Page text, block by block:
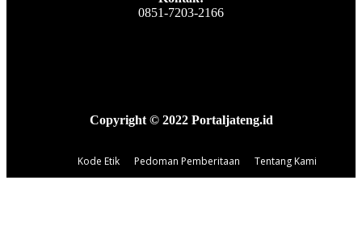
0851-7203-2166
Copyright © 2022 Portaljateng.id
Kode Etik Pedoman Pemberitaan Tentang Kami